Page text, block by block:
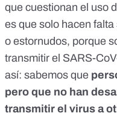
que cuestionan el uso
es que solo hacen
o estornudos, porque
transmitir el SARS-
así: sabemos que
pero que no han
transmitir el virus a